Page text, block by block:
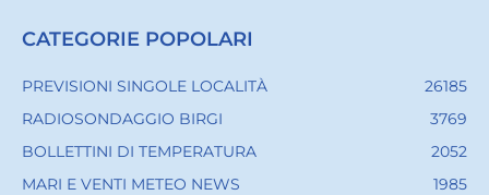
CATEGORIE POPOLARI
PREVISIONI SINGOLE LOCALITÀ
26185
RADIOSONDAGGIO BIRGI
3769
BOLLETTINI DI TEMPERATURA
2052
MARI E VENTI METEO NEWS
1985